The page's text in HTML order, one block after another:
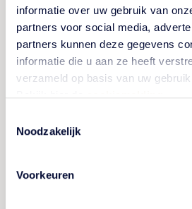
informatie over uw gebruik van
partners voor social media,
partners kunnen deze gegevens
informatie die u aan ze heeft
verzameld op basis van uw
Noodzakelijk
Voorkeuren
Demonstratie
Verblijft u bij Kasteel De
evenement en wilt u meer
dan samen uw wens in en we
tussen 30 minuten en 2 uur. De